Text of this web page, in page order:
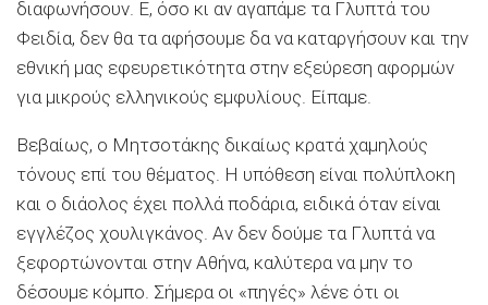
διαφωνήσουν. Ε, όσο κι αν αγαπάμε τα Γλυπτά του
Φειδία, δεν θα τα αφήσουμε δα να καταργήσουν και την
εθνική μας εφευρετικότητα στην εξεύρεση αφορμών
για μικρούς ελληνικούς εμφυλίους. Είπαμε.
Βεβαίως, ο Μητσοτάκης δικαίως κρατά χαμηλούς
τόνους επί του θέματος. Η υπόθεση είναι πολύπλοκη
και ο διάολος έχει πολλά ποδάρια, ειδικά όταν είναι
εγγλέζος χουλιγκάνος. Αν δεν δούμε τα Γλυπτά να
ξεφορτώνονται στην Αθήνα, καλύτερα να μην το
δέσουμε κόμπο. Σήμερα οι «πηγές» λένε ότι οι